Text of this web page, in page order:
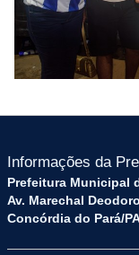
Informações da
Prefeitura Municipal
Av. Marechal
Concórdia do Pará/